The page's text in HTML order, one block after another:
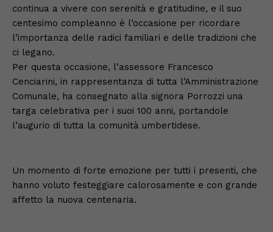
continua a vivere con serenità e gratitudine, e il suo
centesimo compleanno è l’occasione per ricordare
l’importanza delle radici familiari e delle tradizioni che
ci legano.
Per questa occasione, l’assessore Francesco
Cenciarini, in rappresentanza di tutta l’Amministrazione
Comunale, ha consegnato alla signora Porrozzi una
targa celebrativa per i suoi 100 anni, portandole
l’augurio di tutta la comunità umbertidese.
Un momento di forte emozione per tutti i presenti, che
hanno voluto festeggiare calorosamente e con grande
affetto la nuova centenaria.